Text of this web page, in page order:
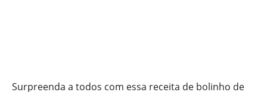
Surpreenda a todos com essa receita de bolinho de